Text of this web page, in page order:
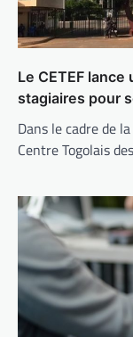
Le CETEF
stagiaires pour
Dans le cadre de
Centre Togolais